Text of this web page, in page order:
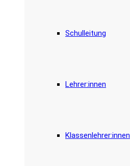
Schulleitung
Lehrer:innen
Klassenlehrer:innen